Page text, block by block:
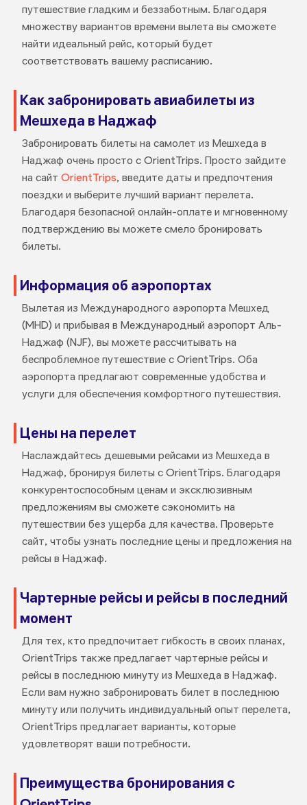
путешествие гладким и беззаботным. Благодаря
множеству вариантов времени вылета вы сможете
найти идеальный рейс, который будет
соответствовать вашему расписанию.
Как забронировать авиабилеты из
Мешхеда в Наджаф
Забронировать билеты на самолет из Мешхеда в
Наджаф очень просто с OrientTrips. Просто зайдите
на сайт OrientTrips, введите даты и предпочтения
поездки и выберите лучший вариант перелета.
Благодаря безопасной онлайн-оплате и мгновенному
подтверждению вы можете смело бронировать
билеты.
Информация об аэропортах
Вылетая из Международного аэропорта Мешхед
(MHD) и прибывая в Международный аэропорт Аль-
Наджаф (NJF), вы можете рассчитывать на
беспроблемное путешествие с OrientTrips. Оба
аэропорта предлагают современные удобства и
услуги для обеспечения комфортного путешествия.
Цены на перелет
Наслаждайтесь дешевыми рейсами из Мешхеда в
Наджаф, бронируя билеты с OrientTrips. Благодаря
конкурентоспособным ценам и эксклюзивным
предложениям вы сможете сэкономить на
путешествии без ущерба для качества. Проверьте
сайт, чтобы узнать последние цены и предложения на
рейсы в Наджаф.
Чартерные рейсы и рейсы в последний
момент
Для тех, кто предпочитает гибкость в своих планах,
OrientTrips также предлагает чартерные рейсы и
рейсы в последнюю минуту из Мешхеда в Наджаф.
Если вам нужно забронировать билет в последнюю
минуту или получить индивидуальный опыт перелета,
OrientTrips предлагает варианты, которые
удовлетворят ваши потребности.
Преимущества бронирования с